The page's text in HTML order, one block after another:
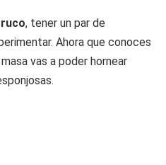
, tener un par de
Ahora que conoces
vas a poder hornear